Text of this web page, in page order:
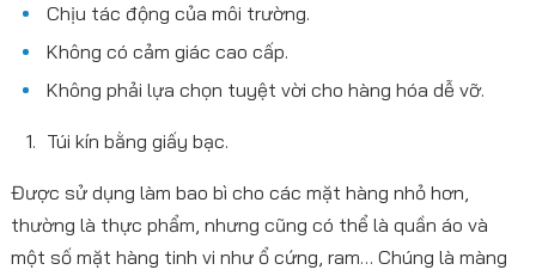
Chịu tác động của môi trường.
Không có cảm giác cao cấp.
Không phải lựa chọn tuyệt vời cho hàng hóa dễ vỡ.
Túi kín bằng giấy bạc.
Được sử dụng làm bao bì cho các mặt hàng nhỏ hơn,
thường là thực phẩm, nhưng cũng có thể là quần áo và
một số mặt hàng tinh vi như ổ cứng, ram… Chúng là màng